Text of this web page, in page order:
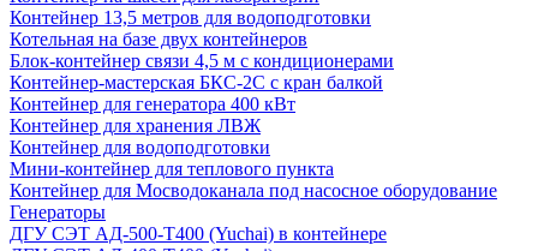
Контейнер 13,5 метров для водоподготовки
Котельная на базе двух контейнеров
Блок-контейнер связи 4,5 м с кондиционерами
Контейнер-мастерская БКС-2С с кран балкой
Контейнер для генератора 400 кВт
Контейнер для хранения ЛВЖ
Контейнер для водоподготовки
Мини-контейнер для теплового пункта
Контейнер для Мосводоканала под насосное оборудование
Генераторы
ДГУ СЭТ АД-500-Т400 (Yuchai) в контейнере